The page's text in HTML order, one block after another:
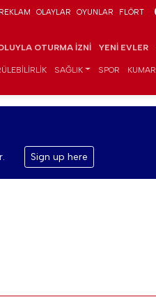
REKLAM OLAYLAR OYUNLAR FLÖRT
OTURMA İZNI YENI EVLER
SAĞLIK SPOR KUMAR
Sign up here